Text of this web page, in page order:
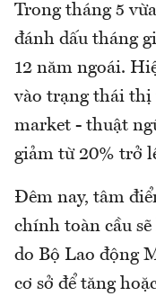
Trong tháng 5
đánh dấu tháng
12 năm ngoái.
vào trạng thái thị
market - thuật
giảm từ 20% trở
Đêm nay, tâm
chính toàn cầu
do Bộ Lao động
cơ sở để tăng